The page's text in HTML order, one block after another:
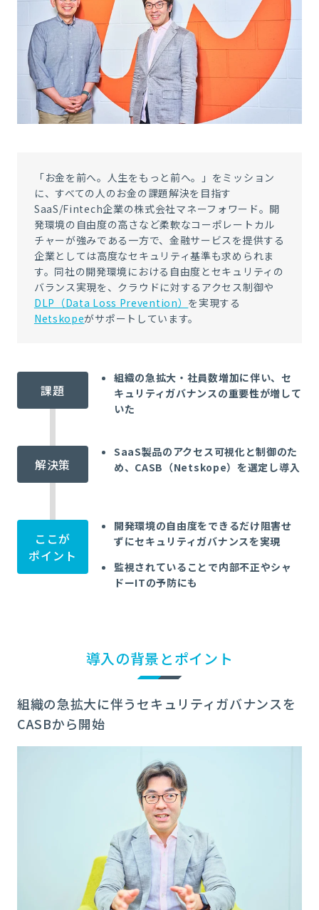
「お金を前へ。人生をもっと前へ。」をミッション
に、すべての人のお金の課題解決を目指す
SaaS/Fintech企業の株式会社マネーフォワード。開
発環境の自由度の高さなど柔軟なコーポレートカル
チャーが強みである一方で、金融サービスを提供する
企業としては高度なセキュリティ基準も求められま
す。同社の開発環境における自由度とセキュリティの
バランス実現を、クラウドに対するアクセス制御や
DLP（Data Loss Prevention） を実現する
Netskopeがサポートしています。
課題
組織の急拡大・社員数増加に伴い、セ
キュリティガバナンスの重要性が増して
いた
解決策
SaaS製品のアクセス可視化と制御のた
め、CASB（Netskope）を選定し導入
ここが
ポイント
開発環境の自由度をできるだけ阻害せ
ずにセキュリティガバナンスを実現
監視されていることで内部不正やシャ
ドーITの予防にも
導入の背景とポイント
組織の急拡大に伴うセキュリティガバナンスを
CASBから開始